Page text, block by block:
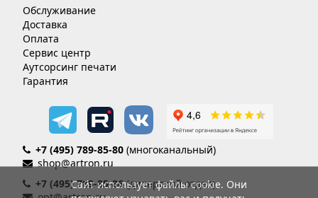
Обслуживание
Доставка
Оплата
Сервис центр
Аутсорсинг печати
Гарантия
+7 (495) 789-85-80 (многоканальный)
shop@artron.ru
+7 (495) 789-85-86(дилерский отдел)
Сайт использует файлы cookie. Они